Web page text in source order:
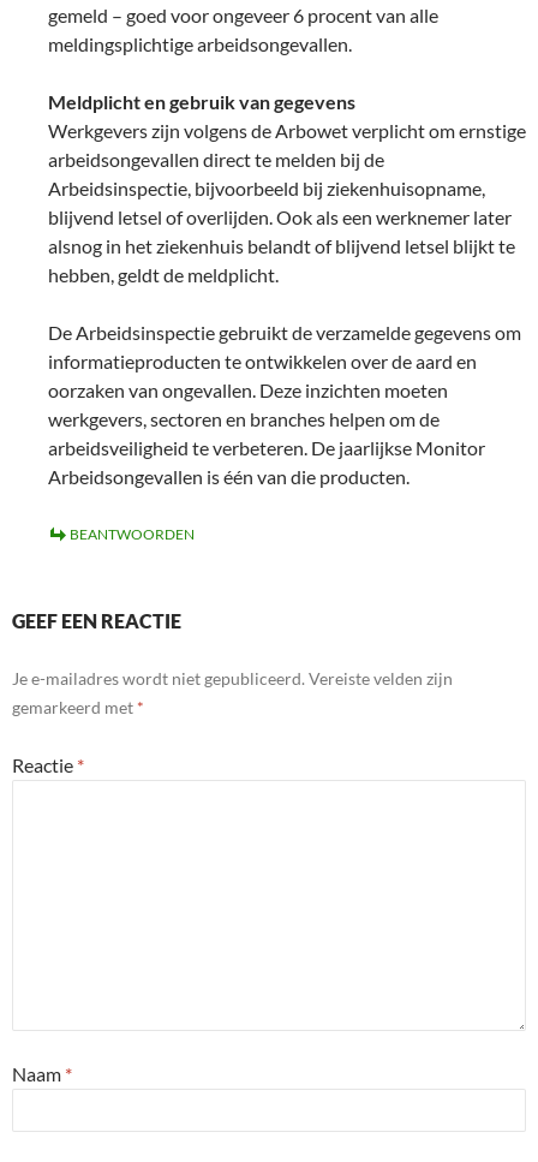
gemeld – goed voor ongeveer 6 procent van alle
meldingsplichtige arbeidsongevallen.
Meldplicht en gebruik van gegevens
Werkgevers zijn volgens de Arbowet verplicht om ernstige
arbeidsongevallen direct te melden bij de
Arbeidsinspectie, bijvoorbeeld bij ziekenhuisopname,
blijvend letsel of overlijden. Ook als een werknemer later
alsnog in het ziekenhuis belandt of blijvend letsel blijkt te
hebben, geldt de meldplicht.
De Arbeidsinspectie gebruikt de verzamelde gegevens om
informatieproducten te ontwikkelen over de aard en
oorzaken van ongevallen. Deze inzichten moeten
werkgevers, sectoren en branches helpen om de
arbeidsveiligheid te verbeteren. De jaarlijkse Monitor
Arbeidsongevallen is één van die producten.
BEANTWOORDEN
GEEF EEN REACTIE
Je e-mailadres wordt niet gepubliceerd. Vereiste velden zijn
gemarkeerd met *
Reactie *
Naam *